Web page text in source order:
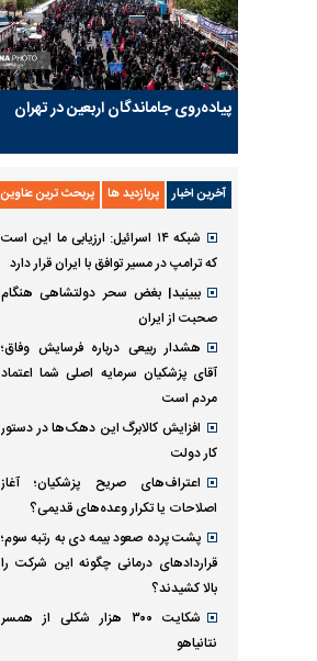
پیاده‌روی جاماندگان اربعین در تهران
آخرین اخبار پربازدید ها پربحث ترین عناوین
شبکه ۱۴ اسرائیل: ارزیابی ما این است
که ترامپ در مسیر توافق با ایران قرار دارد
ببینید| بغض سحر دولتشاهی هنگام
صحبت از ایران
هشدار ربیعی درباره فرسایش وفاق؛
آقای پزشکیان سرمایه اصلی شما اعتماد
مردم است
افزایش کالابرگ این دهک‌ها در دستور
کار دولت
اعتراف‌های صریح پزشکیان؛ آغاز
اصلاحات یا تکرار وعده‌های قدیمی؟
پشت پرده صعود بیمه دی به رتبه سوم؛
قراردادهای درمانی چگونه این شرکت را
بالا کشیدند؟
شکایت ۳۰۰ هزار شکلی از همسر
نتانیاهو